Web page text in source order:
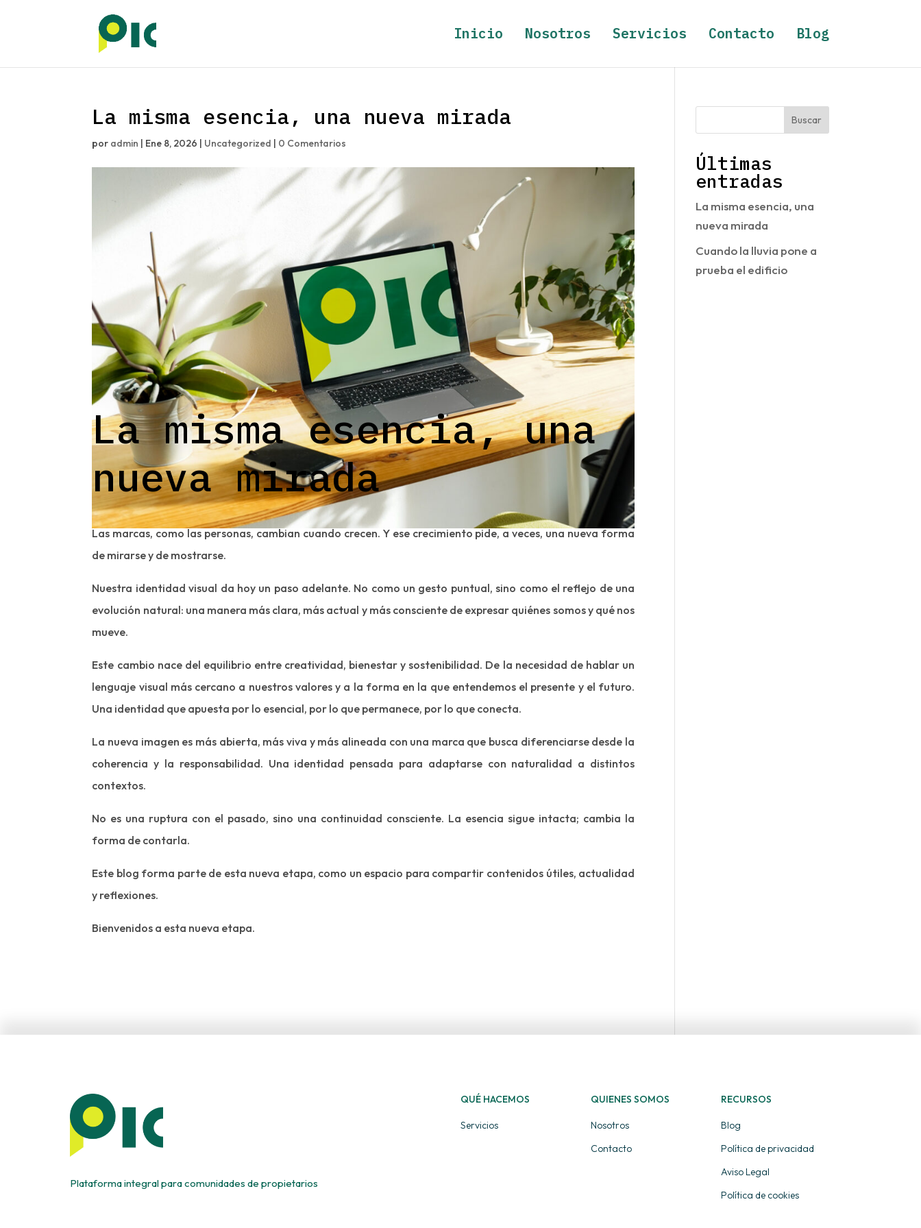
Inicio Nosotros Servicios Contacto Blog
La misma esencia, una nueva mirada
por admin | Ene 8, 2026 | Uncategorized | 0 Comentarios
La misma esencia, una
nueva mirada
Las marcas, como las personas, cambian cuando crecen. Y ese crecimiento pide, a veces, una nueva forma
de mirarse y de mostrarse.
Nuestra identidad visual da hoy un paso adelante. No como un gesto puntual, sino como el reflejo de una
evolución natural: una manera más clara, más actual y más consciente de expresar quiénes somos y qué nos
mueve.
Este cambio nace del equilibrio entre creatividad, bienestar y sostenibilidad. De la necesidad de hablar un
lenguaje visual más cercano a nuestros valores y a la forma en la que entendemos el presente y el futuro.
Una identidad que apuesta por lo esencial, por lo que permanece, por lo que conecta.
La nueva imagen es más abierta, más viva y más alineada con una marca que busca diferenciarse desde la
coherencia y la responsabilidad. Una identidad pensada para adaptarse con naturalidad a distintos
contextos.
No es una ruptura con el pasado, sino una continuidad consciente. La esencia sigue intacta; cambia la
forma de contarla.
Este blog forma parte de esta nueva etapa, como un espacio para compartir contenidos útiles, actualidad
y reflexiones.
Bienvenidos a esta nueva etapa.
Buscar
Últimas
entradas
La misma esencia, una
nueva mirada
Cuando la lluvia pone a
prueba el edificio
Plataforma integral para comunidades de propietarios
QUÉ HACEMOS
Servicios
QUIENES SOMOS
Nosotros
Contacto
RECURSOS
Blog
Política de privacidad
Aviso Legal
Política de cookies